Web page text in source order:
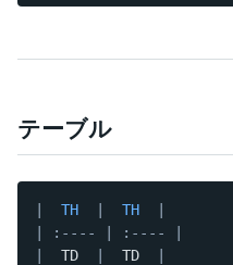
テーブル
|
  TH
|
  TH
|
|
:---- | :----
|
|
  TD
|
  TD
|